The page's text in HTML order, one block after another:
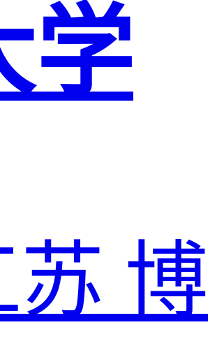
学
苏 博